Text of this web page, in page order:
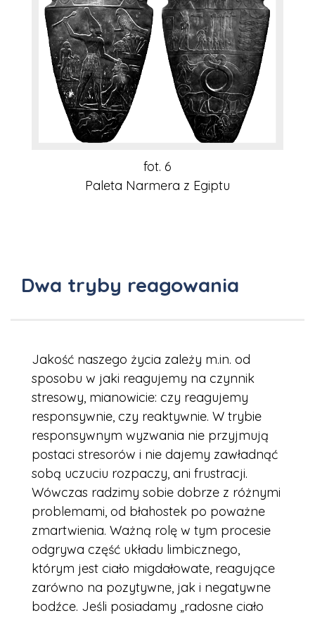
fot. 6
Paleta Narmera z Egiptu
Dwa tryby reagowania
Jakość naszego życia zależy m.in. od
sposobu w jaki reagujemy na czynnik
stresowy, mianowicie: czy reagujemy
responsywnie, czy reaktywnie. W trybie
responsywnym wyzwania nie przyjmują
postaci stresorów i nie dajemy zawładnąć
sobą uczuciu rozpaczy, ani frustracji.
Wówczas radzimy sobie dobrze z różnymi
problemami, od błahostek po poważne
zmartwienia. Ważną rolę w tym procesie
odgrywa część układu limbicznego,
którym jest ciało migdałowate, reagujące
zarówno na pozytywne, jak i negatywne
bodźce. Jeśli posiadamy „radosne ciało